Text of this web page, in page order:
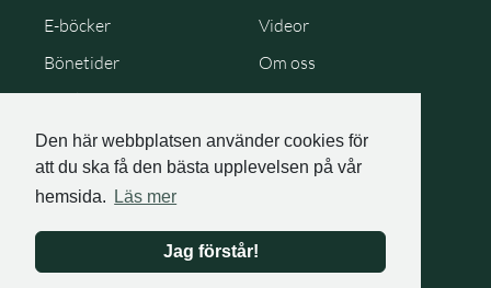
Den här webbplatsen använder cookies för
att du ska få den bästa upplevelsen på vår
hemsida.
Läs mer
Jag förstår!
E-böcker
Videor
Bönetider
Om oss
Cookie Policy
Personuppgiftspolicy